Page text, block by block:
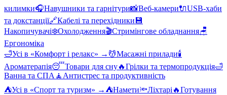
килимки🎧Навушники та гарнітури📸Веб-камери🔌USB-хаби
та докстанції🔗Кабелі та перехідники 💾
Накопичувачі❄️Охолодження🎬Стримінгове обладнання🪑
Ергономіка
🛁Усі в «Комфорт і релакс» → 💆Масажні прилади🕯️
Ароматерапія😴Товари для сну🔥Грілки та термопродукція🛁
Ванна та СПА 🧘 Антистрес та продуктивність
⛺Усі в «Спорт та туризм» → ⛺Намети🔦Ліхтарі 🔥Готування